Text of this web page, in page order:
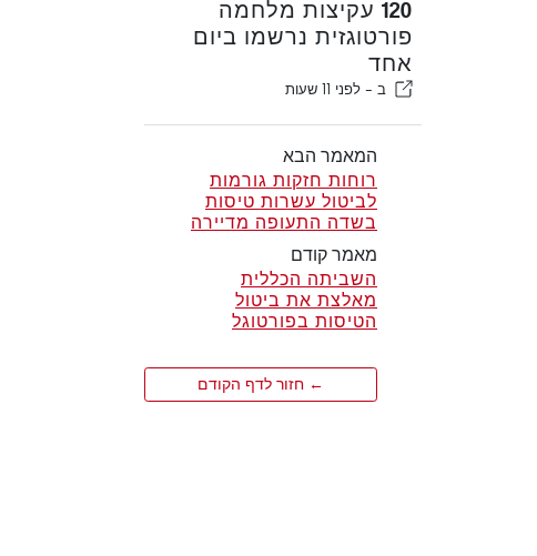
120 עקיצות מלחמה
פורטוגזית נרשמו ביום
אחד
ב - לפני 11 שעות
המאמר הבא
רוחות חזקות גורמות
לביטול עשרות טיסות
בשדה התעופה מדיירה
מאמר קודם
השביתה הכללית
מאלצת את ביטול
הטיסות בפורטוגל
← חזור לדף הקודם